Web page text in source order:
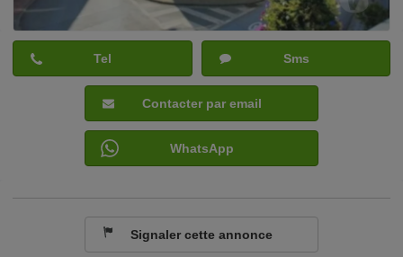
Tel Sms
Contacter par email
WhatsApp
Signaler cette annonce